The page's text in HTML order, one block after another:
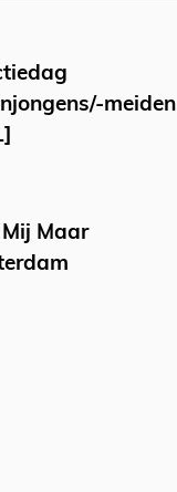
meiden
Mij Maar